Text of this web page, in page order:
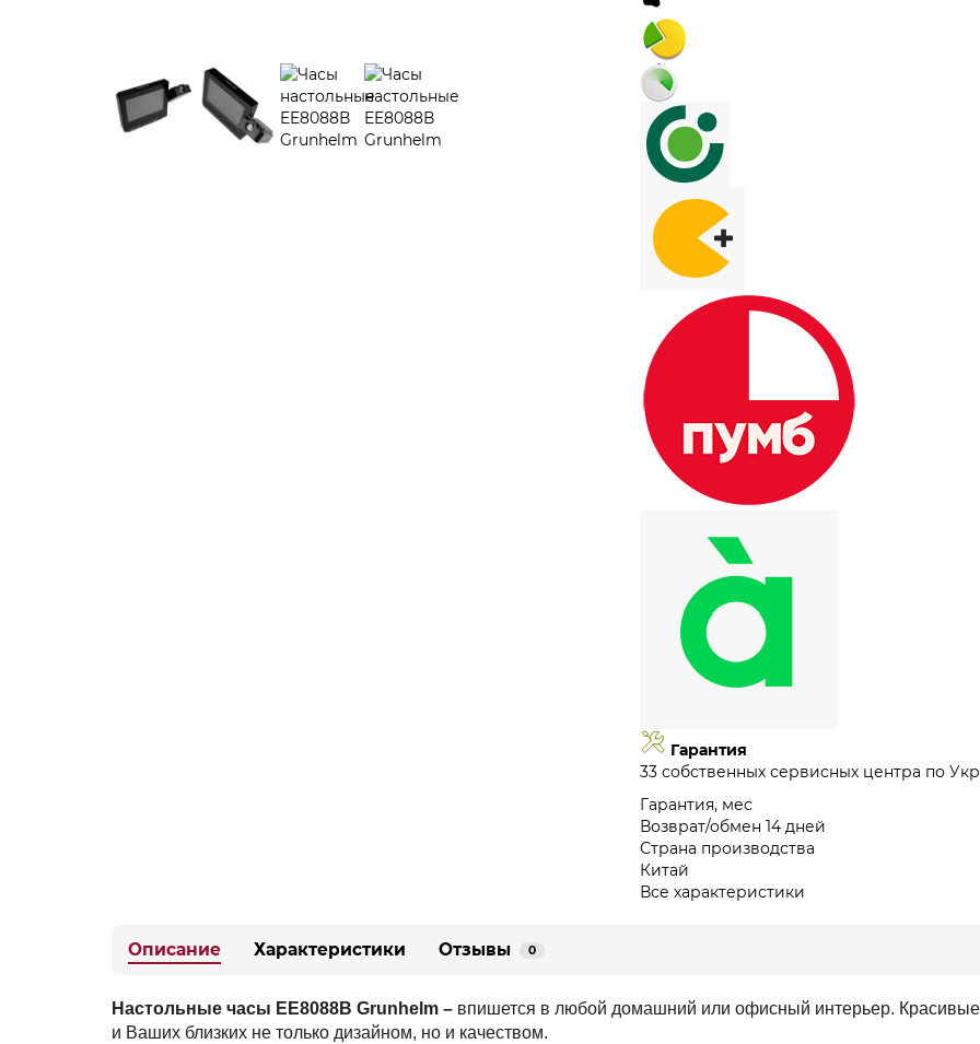
Гарантия
33 собственных сервисных центра по
Гарантия, мес
Возврат/обмен 14 дней
Страна производства
Китай
Все характеристики
Описание Характеристики Отзывы 0
Настольные часы EE8088В Grunhelm – впишется в любой домашний или офисный интерьер.
и Ваших близких не только дизайном, но и качеством.